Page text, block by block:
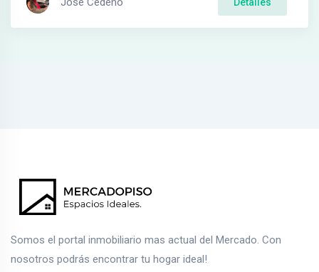
Somos el portal inmobiliario mas actual del Mercado. Con
nosotros podrás encontrar tu hogar ideal!